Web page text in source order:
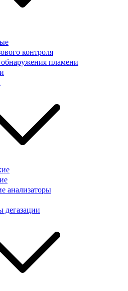
контроля
пламени
анализаторы
дегазации